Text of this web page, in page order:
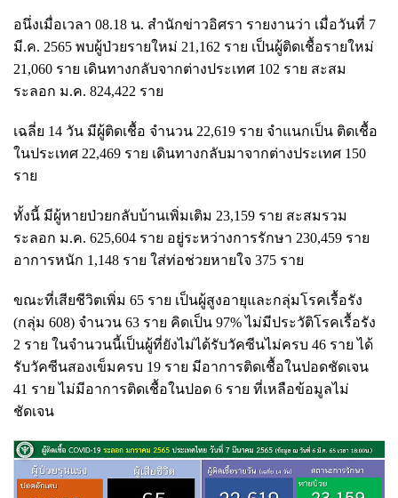
อนึ่งเมื่อเวลา 08.18 น. สำนักข่าวอิศรา รายงานว่า เมื่อวันที่ 7
มี.ค. 2565 พบผู้ป่วยรายใหม่ 21,162 ราย เป็นผู้ติดเชื้อรายใหม่
21,060 ราย เดินทางกลับจากต่างประเทศ 102 ราย สะสม
ระลอก ม.ค. 824,422 ราย
เฉลี่ย 14 วัน มีผู้ติดเชื้อ จำนวน 22,619 ราย จำแนกเป็น ติดเชื้อ
ในประเทศ 22,469 ราย เดินทางกลับมาจากต่างประเทศ 150
ราย
ทั้งนี้ มีผู้หายป่วยกลับบ้านเพิ่มเติม 23,159 ราย สะสมรวม
ระลอก ม.ค. 625,604 ราย อยู่ระหว่างการรักษา 230,459 ราย
อาการหนัก 1,148 ราย ใส่ท่อช่วยหายใจ 375 ราย
ขณะที่เสียชีวิตเพิ่ม 65 ราย เป็นผู้สูงอายุและกลุ่มโรคเรื้อรัง
(กลุ่ม 608) จำนวน 63 ราย คิดเป็น 97% ไม่มีประวัติโรคเรื้อรัง
2 ราย ในจำนวนนี้เป็นผู้ที่ยังไม่ได้รับวัคซีนไม่ครบ 46 ราย ได้
รับวัคซีนสองเข็มครบ 19 ราย มีอาการติดเชื้อในปอดชัดเจน
41 ราย ไม่มีอาการติดเชื้อในปอด 6 ราย ที่เหลือข้อมูลไม่
ชัดเจน